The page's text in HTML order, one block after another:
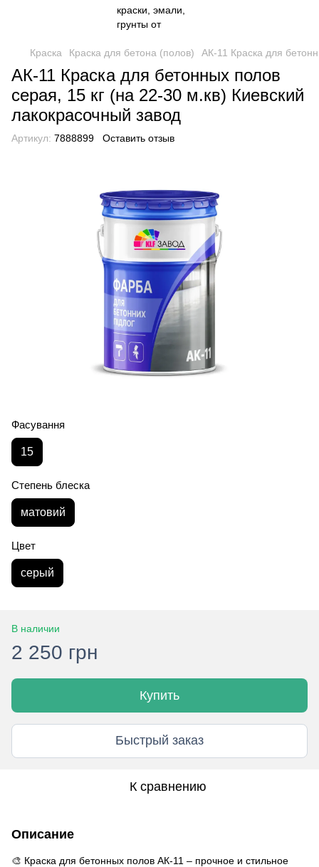
Краска Краска для бетона (полов) АК-11 Краска для
АК-11 Краска для бетонных полов
серая, 15 кг (на 22-30 м.кв) Киевский
лакокрасочный завод
Артикул: 7888899 Оставить отзыв
Фасування
15
Степень блеска
матовий
Цвет
серый
В наличии
2 250 грн
Купить
Быстрый заказ
К сравнению
Описание
🎨 Краска для бетонных полов АК‑11 – прочное и стильное